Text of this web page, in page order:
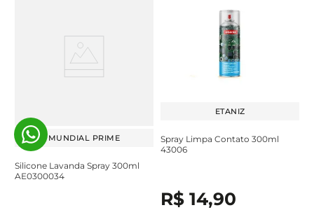
MUNDIAL PRIME
Silicone Lavanda Spray 300ml
AE0300034
ETANIZ
Spray Limpa Contato 300ml
43006
R$ 14,90